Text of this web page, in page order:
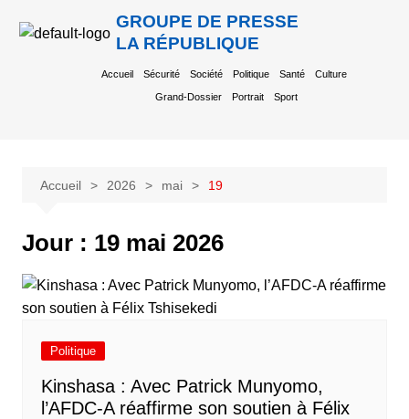
GROUPE DE PRESSE
LA RÉPUBLIQUE
Accueil Sécurité Société Politique Santé Culture
Grand-Dossier Portrait Sport
Accueil 2026 mai 19
Jour : 19 mai 2026
Politique
Kinshasa : Avec Patrick Munyomo,
l’AFDC-A réaffirme son soutien à Félix